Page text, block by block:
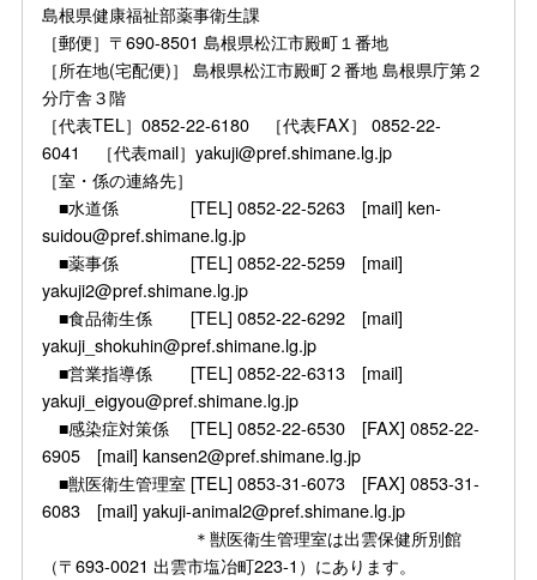
島根県健康福祉部薬事衛生課
［郵便］〒690-8501 島根県松江市殿町１番地
［所在地(宅配便)］ 島根県松江市殿町２番地 島根県庁第２
分庁舎３階
［代表TEL］0852-22-6180 ［代表FAX］ 0852-22-
6041 ［代表mail］yakuji@pref.shimane.lg.jp
［室・係の連絡先］
■水道係 [TEL] 0852-22-5263 [mail] ken-
suidou@pref.shimane.lg.jp
■薬事係 [TEL] 0852-22-5259 [mail]
yakuji2@pref.shimane.lg.jp
■食品衛生係 [TEL] 0852-22-6292 [mail]
yakuji_shokuhin@pref.shimane.lg.jp
■営業指導係 [TEL] 0852-22-6313 [mail]
yakuji_eigyou@pref.shimane.lg.jp
■感染症対策係 [TEL] 0852-22-6530 [FAX] 0852-22-
6905 [mail] kansen2@pref.shimane.lg.jp
■獣医衛生管理室 [TEL] 0853-31-6073 [FAX] 0853-31-
6083 [mail] yakuji-animal2@pref.shimane.lg.jp
＊獣医衛生管理室は出雲保健所別館
（〒693-0021 出雲市塩冶町223-1）にあります。